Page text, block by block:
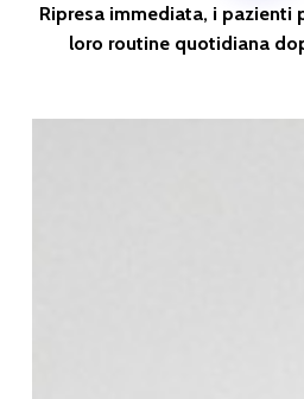
Ripresa immediata, i pazienti
loro routine quotidiana